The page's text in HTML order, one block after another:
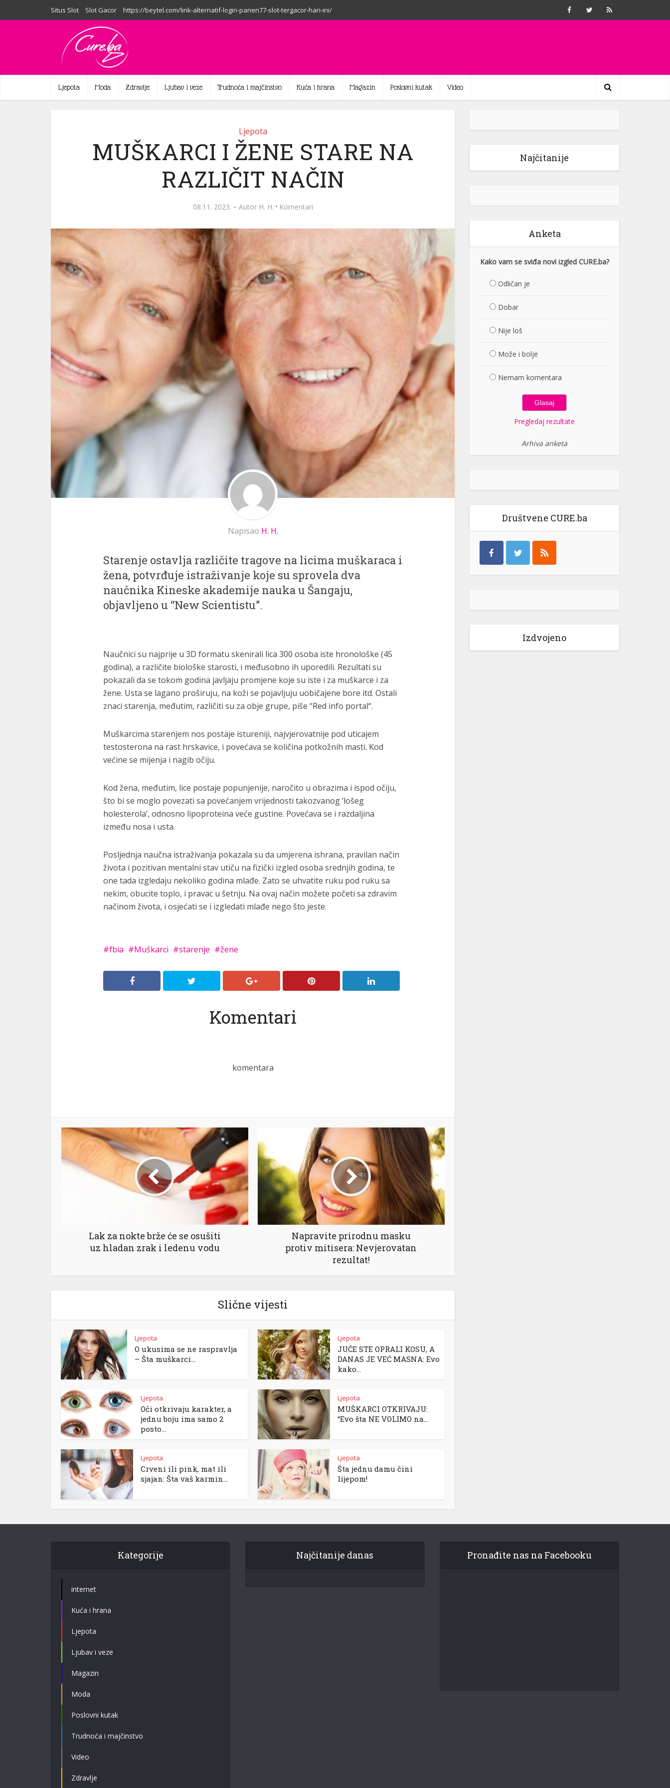
Situs Slot Slot Gacor https://beytel.com/link-alternatif-login-panen77-slot-tergacor-hari-ini/
Ljepota Moda Zdravlje Ljubav i veze Trudnoća i majčinstvo Kuća i hrana Magazin Poslovni kutak Video
Ljepota
MUŠKARCI I ŽENE STARE NA
RAZLIČIT NAČIN
08.11. 2023. Autor H. H. · Komentari
Napisao H. H.
Starenje ostavlja različite tragove na licima muškaraca i
žena, potvrđuje istraživanje koje su sprovela dva
naučnika Kineske akademije nauka u Šangaju,
objavljeno u “New Scientistu”.
Naučnici su najprije u 3D formatu skenirali lica 300 osoba iste hronološke (45
godina), a različite biološke starosti, i međusobno ih uporedili. Rezultati su
pokazali da se tokom godina javljaju promjene koje su iste i za muškarce i za
žene. Usta se lagano proširuju, na koži se pojavljuju uobičajene bore itd. Ostali
znaci starenja, međutim, različiti su za obje grupe, piše “Red info portal“.
Muškarcima starenjem nos postaje istureniji, najvjerovatnije pod uticajem
testosterona na rast hrskavice, i povećava se količina potkožnih masti. Kod
većine se mijenja i nagib očiju.
Kod žena, međutim, lice postaje popunjenije, naročito u obrazima i ispod očiju,
što bi se moglo povezati sa povećanjem vrijednosti takozvanog ‘lošeg
holesterola’, odnosno lipoproteina veće gustine. Povećava se i razdaljina
između nosa i usta.
Posljednja naučna istraživanja pokazala su da umjerena ishrana, pravilan način
života i pozitivan mentalni stav utiču na fizički izgled osoba srednjih godina, te
one tada izgledaju nekoliko godina mlađe. Zato se uhvatite ruku pod ruku sa
nekim, obucite toplo, i pravac u šetnju. Na ovaj način možete početi sa zdravim
načinom života, i osjećati se i izgledati mlađe nego što jeste.
fbia Muškarci starenje žene
Komentari
komentara
Lak za nokte brže će se osušiti
uz hladan zrak i ledenu vodu
Napravite prirodnu masku
protiv mitisera: Nevjerovatan
rezultat!
Slične vijesti
Ljepota
O ukusima se ne raspravlja
– Šta muškarci...
Ljepota
JUČE STE OPRALI KOSU, A
DANAS JE VEĆ MASNA: Evo
kako...
Ljepota
Oči otkrivaju karakter, a
jednu boju ima samo 2
posto...
Ljepota
MUŠKARCI OTKRIVAJU:
“Evo šta NE VOLIMO na...
Ljepota
Crveni ili pink, mat ili
sjajan: Šta vaš karmin...
Ljepota
Šta jednu damu čini
lijepom!
Najčitanije
Anketa
Kako vam se sviđa novi izgled CURE.ba?
Odličan je
Dobar
Nije loš
Može i bolje
Nemam komentara
Pregledaj rezultate
Arhiva anketa
Društvene CURE.ba
Izdvojeno
Kategorije
internet
Kuća i hrana
Ljepota
Ljubav i veze
Magazin
Moda
Poslovni kutak
Trudnoća i majčinstvo
Video
Zdravlje
Najčitanije danas Pronađite nas na Facebooku